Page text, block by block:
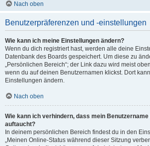
Nach oben
Benutzerpräferenzen und -einstellungen
Wie kann ich meine Einstellungen ändern?
Wenn du dich registriert hast, werden alle deine
Datenbank des Boards gespeichert. Um diese zu
„Persönlichen Bereich“; der Link dazu wird meist
wenn du auf deinen Benutzernamen klickst. Dort
Einstellungen ändern.
Nach oben
Wie kann ich verhindern, dass mein
auftaucht?
In deinem persönlichen Bereich findest du in den
„Meinen Online-Status während dieser Sitzung